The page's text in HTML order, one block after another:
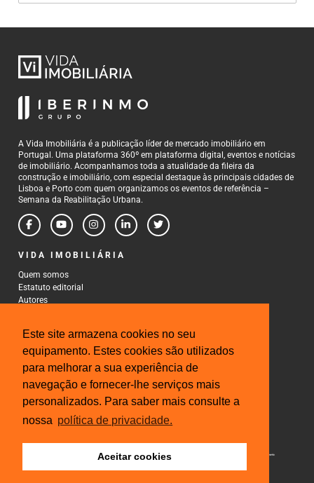
Este site armazena cookies no seu
equipamento. Estes cookies são utilizados
para melhorar a sua experiência de
navegação e fornecer-lhe serviços mais
personalizados. Para saber mais consulte a
nossa política de privacidade.
Aceitar cookies
A Vida Imobiliária é a publicação líder de mercado imobiliário em
Portugal. Uma plataforma 360º em plataforma digital, eventos e notícias
de imobiliário. Acompanhamos toda a atualidade da fileira da
construção e imobiliário, com especial destaque às principais cidades de
Lisboa e Porto com quem organizamos os eventos de referência –
Semana da Reabilitação Urbana.
VIDA IMOBILIÁRIA
Quem somos
Estatuto editorial
Autores
CONTACTOS
Rua Gonçalo Cristovão, 185 - 6º
4000-269 Porto
Tel: 222 085 009
Fax: 222 085 010
Email: gestao@iberinmo.com